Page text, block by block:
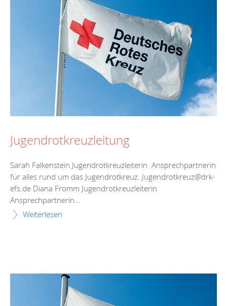
Jugendrotkreuzleitung
Sarah Falkenstein Jugendrotkreuzleiterin Ansprechpartnerin
für alles rund um das Jugendrotkreuz. Jugendrotkreuz@drk-
efs.de Diana Fromm Jugendrotkreuzleiterin
Ansprechpartnerin...
Weiterlesen